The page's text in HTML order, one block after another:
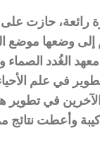
رائعة، حازت على
إلى وضعها موضع
الغُدد الصماء
في علم
في تطوير
وأعطت نتائج